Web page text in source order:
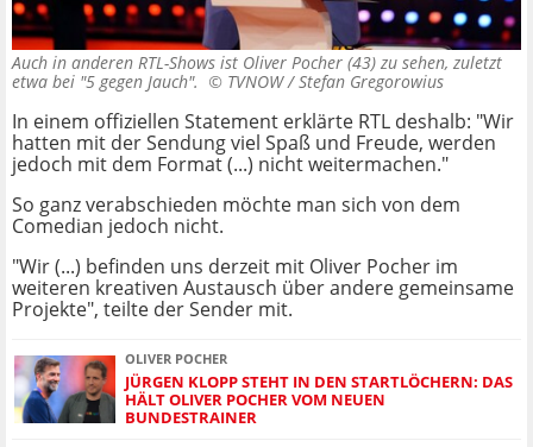
Auch in anderen RTL-Shows ist Oliver Pocher (43) zu sehen, zuletzt
etwa bei "5 gegen Jauch". © TVNOW / Stefan Gregorowius
In einem offiziellen Statement erklärte RTL deshalb: "Wir
hatten mit der Sendung viel Spaß und Freude, werden
jedoch mit dem Format (...) nicht weitermachen."
So ganz verabschieden möchte man sich von dem
Comedian jedoch nicht.
"Wir (...) befinden uns derzeit mit Oliver Pocher im
weiteren kreativen Austausch über andere gemeinsame
Projekte", teilte der Sender mit.
OLIVER POCHER
JÜRGEN KLOPP STEHT IN DEN STARTLÖCHERN: DAS
HÄLT OLIVER POCHER VOM NEUEN
BUNDESTRAINER